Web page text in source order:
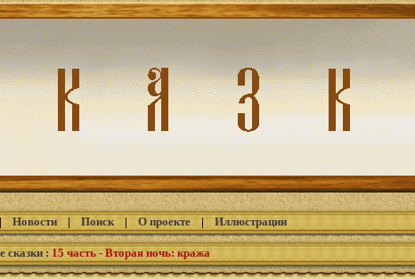
Новости| Поиск| О проекте| Иллюстрации
сказки : 15 часть - Вторая ночь: кража